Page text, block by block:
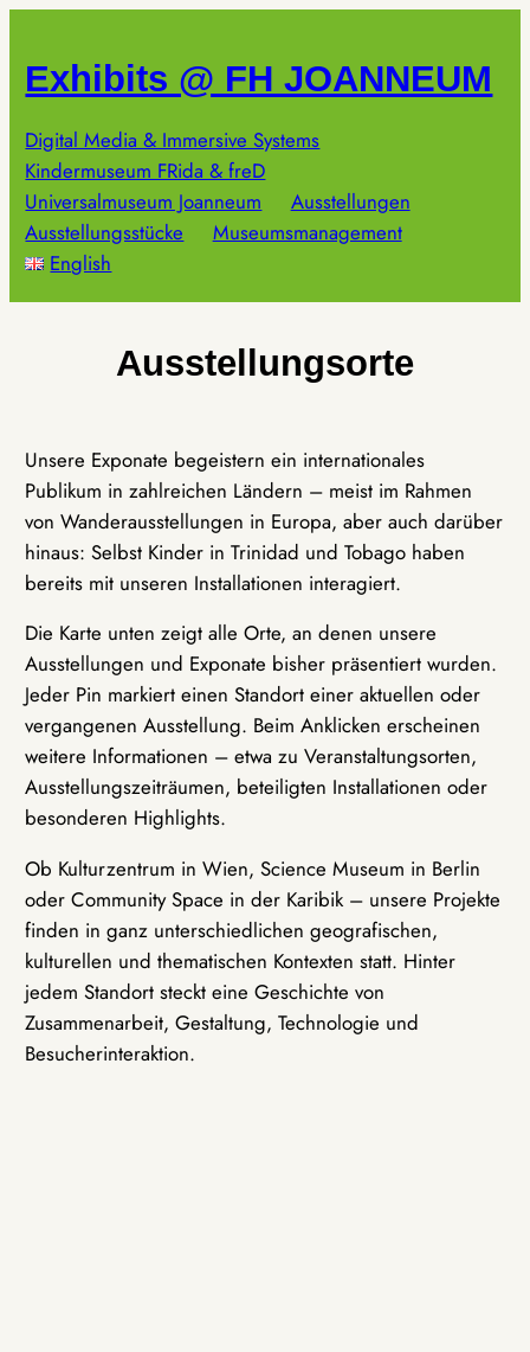
springen
Exhibits @ FH JOANNEUM
Digital Media & Immersive Systems
Kindermuseum FRida & freD
Universalmuseum Joanneum
Ausstellungen
Ausstellungsstücke
Museumsmanagement
English
Ausstellungsorte
Unsere Exponate begeistern ein internationales
Publikum in zahlreichen Ländern – meist im Rahmen
von Wanderausstellungen in Europa, aber auch darüber
hinaus: Selbst Kinder in Trinidad und Tobago haben
bereits mit unseren Installationen interagiert.
Die Karte unten zeigt alle Orte, an denen unsere
Ausstellungen und Exponate bisher präsentiert wurden.
Jeder Pin markiert einen Standort einer aktuellen oder
vergangenen Ausstellung. Beim Anklicken erscheinen
weitere Informationen – etwa zu Veranstaltungsorten,
Ausstellungszeiträumen, beteiligten Installationen oder
besonderen Highlights.
Ob Kulturzentrum in Wien, Science Museum in Berlin
oder Community Space in der Karibik – unsere Projekte
finden in ganz unterschiedlichen geografischen,
kulturellen und thematischen Kontexten statt. Hinter
jedem Standort steckt eine Geschichte von
Zusammenarbeit, Gestaltung, Technologie und
Besucherinteraktion.